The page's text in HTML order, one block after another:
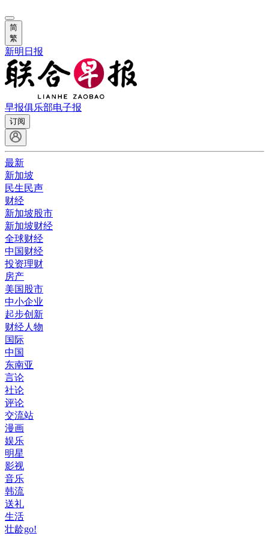
简
繁
新明日报
早报俱乐部电子报
订阅
最新
新加坡
民生民声
财经
新加坡股市
新加坡财经
全球财经
中国财经
投资理财
房产
美国股市
中小企业
起步创新
财经人物
国际
中国
东南亚
言论
社论
评论
交流站
漫画
娱乐
明星
影视
音乐
韩流
送礼
生活
壮龄go!